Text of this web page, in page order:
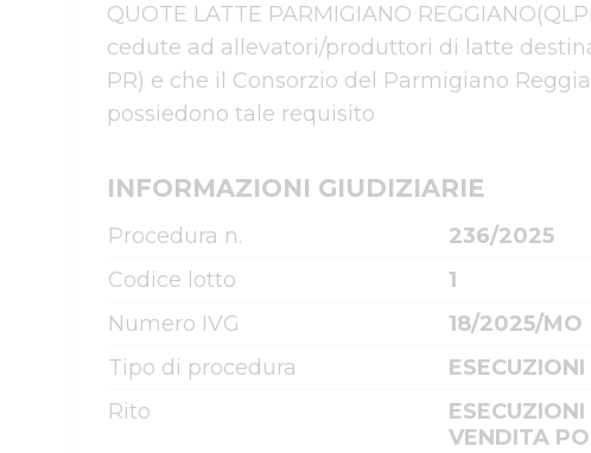
QUOTE LATTE PARMIGIANO
cedute ad allevatori/produttori di latte
PR) e che il Consorzio del Parmigiano
possiedono tale requisito
INFORMAZIONI GIUDIZIARIE
Procedura n.
236/2025
Codice lotto
1
Numero IVG
18/2025/MO
Tipo di procedura
Rito
VENDITA